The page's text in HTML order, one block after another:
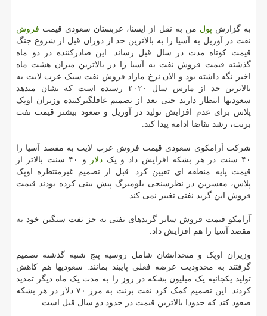
به گزارش پول من به نقل از ایسنا، عربستان سعودی قیمت فروش
نفت در آوریل به آسیا را به بالاترین حد از دوران قبل از شروع جنگ
قیمت کوتاه مدت در سال قبل رساند. این صادرکننده در دو ماه
گذشته قیمت فروش نفت به آسیا را در بالاترین میزان هشت ماه
اخیر نگه داشته بود و الان نرخ مازاد فروش نفت سبک عرب لایت به
بالاترین حد از مارس سال ۲۰۲۰ رسیده است که نشان میدهد
سعودیها انتظار دارند حتی بعد از تصمیم غافلگیرکننده وزیران اوپک
پلاس برای عدم افزایش تولید در آوریل و صعود بیشتر قیمت نفت
برنت، رشد تقاضا ادامه پیدا کند.
شرکت آرامکوی سعودی قیمت فروش عرب لایت به مقصد آسیا را
۴۰ سنت در هر بشکه افزایش داد و یک
دلار
و ۴۰ سنت بالاتر از
قیمت پایه منطقه ای تعیین کرد. قبل از تصمیم غیرمنتظره اوپک
پلاس، مفسرین در نظرسنجی بلومبرگ پیش بینی کرده بودند قیمت
فروش این گرید نفتی تغییر نمی کند.
آرامکو قیمت فروش سایر گریدهای نفتی به جز نفت سنگین خود به
مقصد آسیا را هم افزایش داد.
وزیران اوپک و متحدانشان شامل روسیه پنج شنبه گذشته تصمیم
گرفتند به محدودیت عرضه فعلی پایبند بمانند. سعودیها هم کاهش
تولید یکجانبه یک میلیون بشکه در روز را به مدت یک ماه دیگر تمدید
کردند. این تصمیم کمک کرد نفت برنت به مرز ۷۰ دلار در هر بشکه
صعود کند که حدودا بالاترین قیمت در حدود دو سال قبل است.